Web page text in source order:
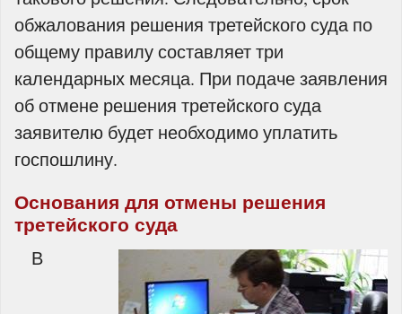
обжалования решения третейского суда по
общему правилу составляет три
календарных месяца. При подаче заявления
об отмене решения третейского суда
заявителю будет необходимо уплатить
госпошлину.
Основания для отмены решения
третейского суда
В